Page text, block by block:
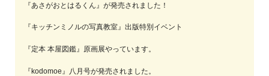
『あさがおとはるくん』が発売されました！
『キッチンミノルの写真教室』出版特別イベント
『定本 本屋図鑑』原画展やっています。
『kodomoe』八月号が発売されました。